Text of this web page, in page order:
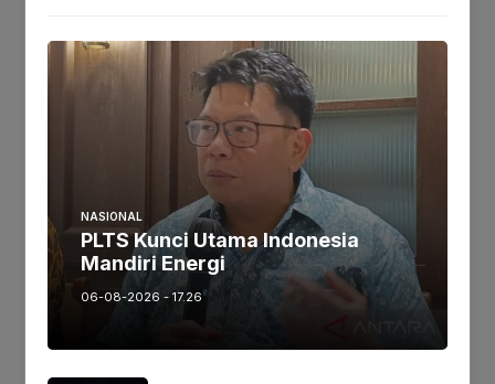
Ikuti kami :
Tinggalkan komentar
Komentar
NASIONAL
PLTS Kunci Utama Indonesia
Mandiri Energi
06-08-2026 - 17.26